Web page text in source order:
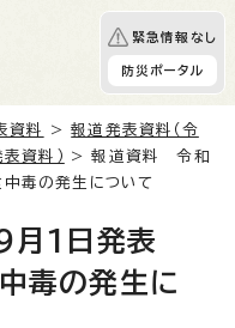
緊急情報なし
防災ポータル
資料 >報道発表資料（令
資料）
> 報道資料 令和
毒の発生について
月1日発表
毒の発生に